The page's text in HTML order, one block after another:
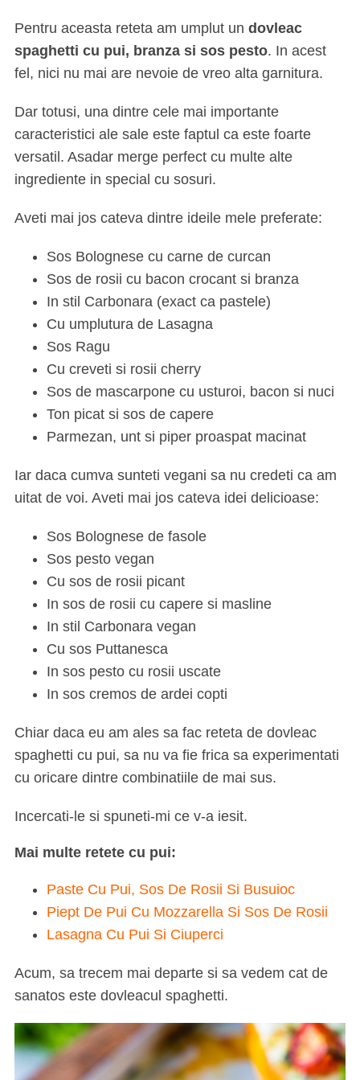
Pentru aceasta reteta am umplut un dovleac
spaghetti cu pui, branza si sos pesto. In acest
fel, nici nu mai are nevoie de vreo alta garnitura.
Dar totusi, una dintre cele mai importante
caracteristici ale sale este faptul ca este foarte
versatil. Asadar merge perfect cu multe alte
ingrediente in special cu sosuri.
Aveti mai jos cateva dintre ideile mele preferate:
Sos Bolognese cu carne de curcan
Sos de rosii cu bacon crocant si branza
In stil Carbonara (exact ca pastele)
Cu umplutura de Lasagna
Sos Ragu
Cu creveti si rosii cherry
Sos de mascarpone cu usturoi, bacon si nuci
Ton picat si sos de capere
Parmezan, unt si piper proaspat macinat
Iar daca cumva sunteti vegani sa nu credeti ca am
uitat de voi. Aveti mai jos cateva idei delicioase:
Sos Bolognese de fasole
Sos pesto vegan
Cu sos de rosii picant
In sos de rosii cu capere si masline
In stil Carbonara vegan
Cu sos Puttanesca
In sos pesto cu rosii uscate
In sos cremos de ardei copti
Chiar daca eu am ales sa fac reteta de dovleac
spaghetti cu pui, sa nu va fie frica sa experimentati
cu oricare dintre combinatiile de mai sus.
Incercati-le si spuneti-mi ce v-a iesit.
Mai multe retete cu pui:
Paste Cu Pui, Sos De Rosii Si Busuioc
Piept De Pui Cu Mozzarella Si Sos De Rosii
Lasagna Cu Pui Si Ciuperci
Acum, sa trecem mai departe si sa vedem cat de
sanatos este dovleacul spaghetti.
S
a
c
h
r
: